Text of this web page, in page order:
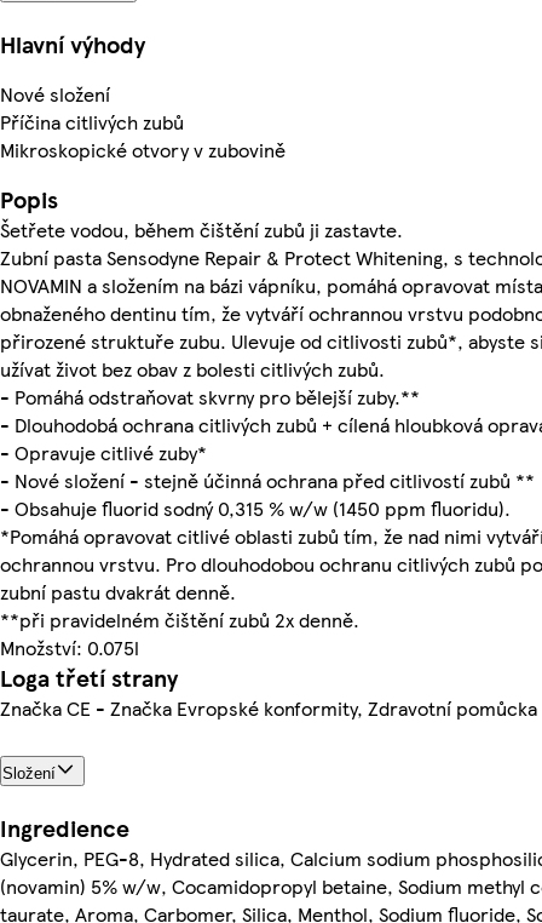
Hlavní výhody
Nové složení
Příčina citlivých zubů
Mikroskopické otvory v zubovině
Popis
Šetřete vodou, během čištění zubů ji zastavte.
Zubní pasta Sensodyne Repair & Protect Whitening, s
NOVAMIN a složením na bázi vápníku, pomáhá opravovat místa
obnaženého dentinu tím, že vytváří ochrannou vrstvu
přirozené struktuře zubu. Ulevuje od citlivosti zubů*, abyste
užívat život bez obav z bolesti citlivých zubů.
- Pomáhá odstraňovat skvrny pro bělejší zuby.**
- Dlouhodobá ochrana citlivých zubů + cílená hloubková
- Opravuje citlivé zuby*
- Nové složení - stejně účinná ochrana před citlivostí zubů **
- Obsahuje fluorid sodný 0,315 % w/w (1450 ppm fluoridu).
*Pomáhá opravovat citlivé oblasti zubů tím, že nad nimi
ochrannou vrstvu. Pro dlouhodobou ochranu citlivých zubů
zubní pastu dvakrát denně.
**při pravidelném čištění zubů 2x denně.
Množství: 0.075l
Loga třetí strany
Značka CE - Značka Evropské konformity, Zdravotní pomůcka
Složení
Ingredience
Glycerin, PEG-8, Hydrated silica, Calcium sodium
(novamin) 5% w/w, Cocamidopropyl betaine, Sodium methyl
taurate, Aroma, Carbomer, Silica, Menthol, Sodium fluoride,